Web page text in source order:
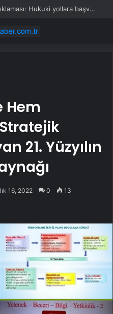
Ece Erken’den ‘yasak aşk’ açıklaması: Hukuki yollara başvuruyor
Hem
21. Yüzyılın
16, 2022 0 13